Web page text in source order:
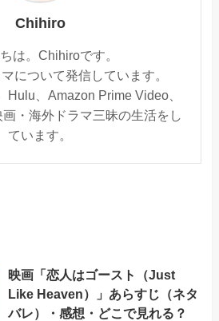
Chihiro
は。Chihiroです。
について発信しています。
Hulu、Amazon Prime Video、
・海外ドラマ三昧の生活をし
ています。
映画「恋人はゴースト（Just
Like Heaven）」あらすじ（ネタ
バレ）・感想・どこで見れる？